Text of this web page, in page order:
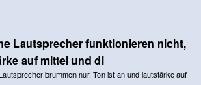
Lautsprecher funktionieren nicht,
auf mittel und di
brummen nur, Ton ist an und lautstärke auf